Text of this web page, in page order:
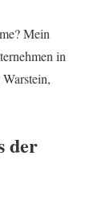
Mein
in
der